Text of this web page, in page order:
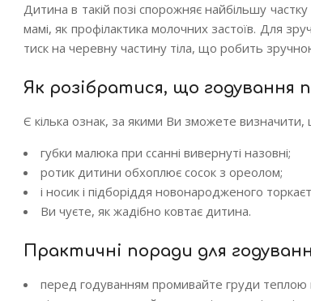
Дитина в такій позі спорожняє найбільшу
мамі, як профілактика молочних застоїв. Для
тиск на черевну частину тіла, що робить
Як розібратися, що годування
Є кілька ознак, за якими Ви зможете
губки малюка при ссанні вивернуті назовні;
ротик дитини обхоплює сосок з ореолом;
і носик і підборіддя новонародженого
Ви чуєте, як жадібно ковтає дитина.
Практичні поради для
перед годуванням промивайте груди